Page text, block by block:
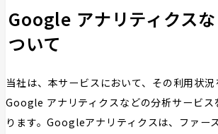
Google アナリティクス
ついて
当社は、本サービスにおいて、その利用状況
Google アナリティクスなどの分析サービス
ります。Googleアナリティクスは、ファー